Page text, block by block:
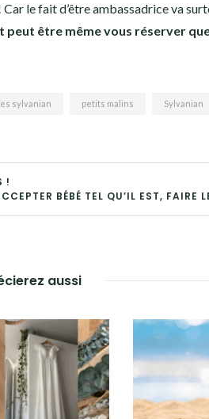
le fait d’être ambassadrice va
peut être même vous réserver
sylvanian petits malins Sylvanian
!
BÉBÉ TEL QU’IL EST, FAIRE
aussi